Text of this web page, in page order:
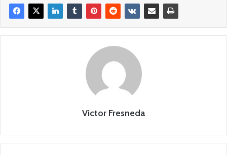
Victor Fresneda